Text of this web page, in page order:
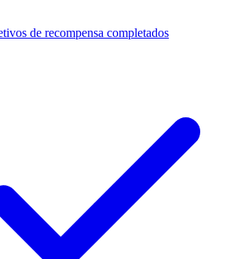
de recompensa completados